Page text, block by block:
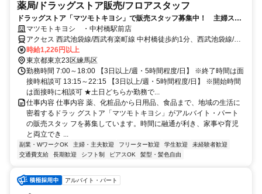
薬局/ドラッグストア販売/フロアスタッフ
ドラッグストア「マツモトキヨシ」で販売スタッフ募集中！ 主婦スタ
ッフが多数活躍しています！
マツモトキヨシ ・中村橋駅前店
アクセス 西武池袋線/西武有楽町線 中村橋徒歩約1分、西武池袋線/西
武秩父線 富士見台南口徒歩約11分、西武豊島線/西武池袋線 豊島園
〔西武線〕徒歩約18分
時給1,226円以上
東京都東京23区練馬区
勤務時間 7:00～18:00 【3日以上/週・5時間程度/日】 ※終了時間は面
接時相談可 13:15～22:15 【3日以上/週・5時間程度/日】 ※開始時間
は面接時に相談可 ★土日どちらか勤務で...
仕事内容 仕事内容 薬、化粧品から日用品、食品まで、地域の生活に
密着するドラッ グストア「マツモトキヨシ」がアルバイト・パート
の販売スタッ フを募集しています。時間に融通が利き、家事や育児
と両立でき ...
副業・WワークOK 主婦・主夫歓迎 フリーター歓迎 学生歓迎
未経験者歓迎
交通費支給
長期歓迎 シフト制 ピアスOK 髪型・髪色自由
アルバイト・パート